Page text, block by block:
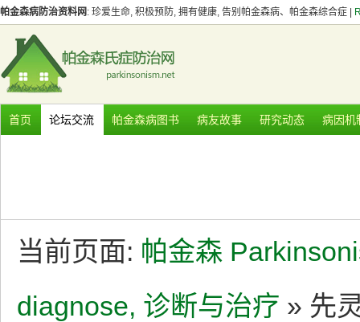
帕金森病防治资料网 : 珍爱生命, 积极预防, 拥有健康, 告别帕金森病、帕金森综合症 |
首页 论坛交流 帕金森病图书 病友故事 研究动态 病因机
当前页面: 帕金森
diagnose, 诊断与治疗 » 先